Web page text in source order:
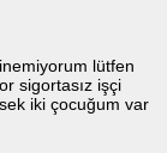
lütfen
sigortasız işçi
iki çocuğum var